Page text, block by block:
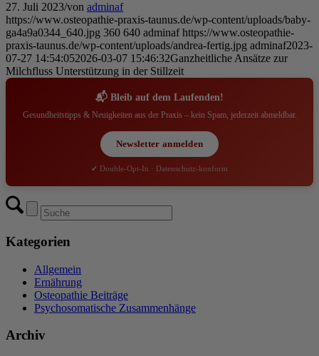
27. Juli 2023/von adminaf
https://www.osteopathie-praxis-taunus.de/wp-content/uploads/baby-
ga4a9a0344_640.jpg 360 640 adminaf https://www.osteopathie-
praxis-taunus.de/wp-content/uploads/andrea-fertig.jpg adminaf2023-
07-27 14:54:052026-03-07 15:46:32Ganzheitliche Ansätze zur
Milchfluss Unterstützung in der Stillzeit
📬 Bleib auf dem Laufenden!
Gesundheitstipps & Neuigkeiten aus der Praxis – kein Spam, jederzeit abmeldbar.
Newsletter anmelden
✔ Double-Opt-In · Datenschutz-konform
Kategorien
Allgemein
Ernährung
Osteopathie Beiträge
Psychosomatische Zusammenhänge
Archiv